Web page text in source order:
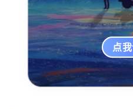
点